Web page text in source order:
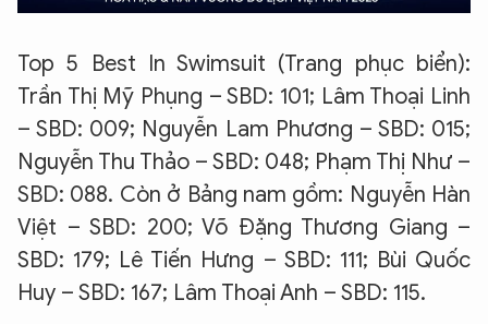
Top 5 Best In Swimsuit (Trang phục biển):
Trần Thị Mỹ Phụng – SBD: 101; Lâm Thoại Linh
– SBD: 009; Nguyễn Lam Phương – SBD: 015;
Nguyễn Thu Thảo – SBD: 048; Phạm Thị Như –
SBD: 088. Còn ở Bảng nam gồm: Nguyễn Hàn
Việt – SBD: 200; Võ Đặng Thương Giang –
SBD: 179; Lê Tiến Hưng – SBD: 111; Bùi Quốc
Huy – SBD: 167; Lâm Thoại Anh – SBD: 115.